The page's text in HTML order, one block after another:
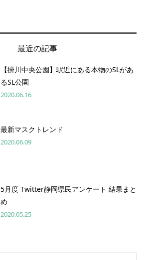
最近の記事
【掛川中央公園】駅近にある本物のSLがあ
るSL公園
2020.06.16
最新マスクトレンド
2020.06.09
5月度 Twitter静岡県民アンケート 結果まと
め
2020.05.25